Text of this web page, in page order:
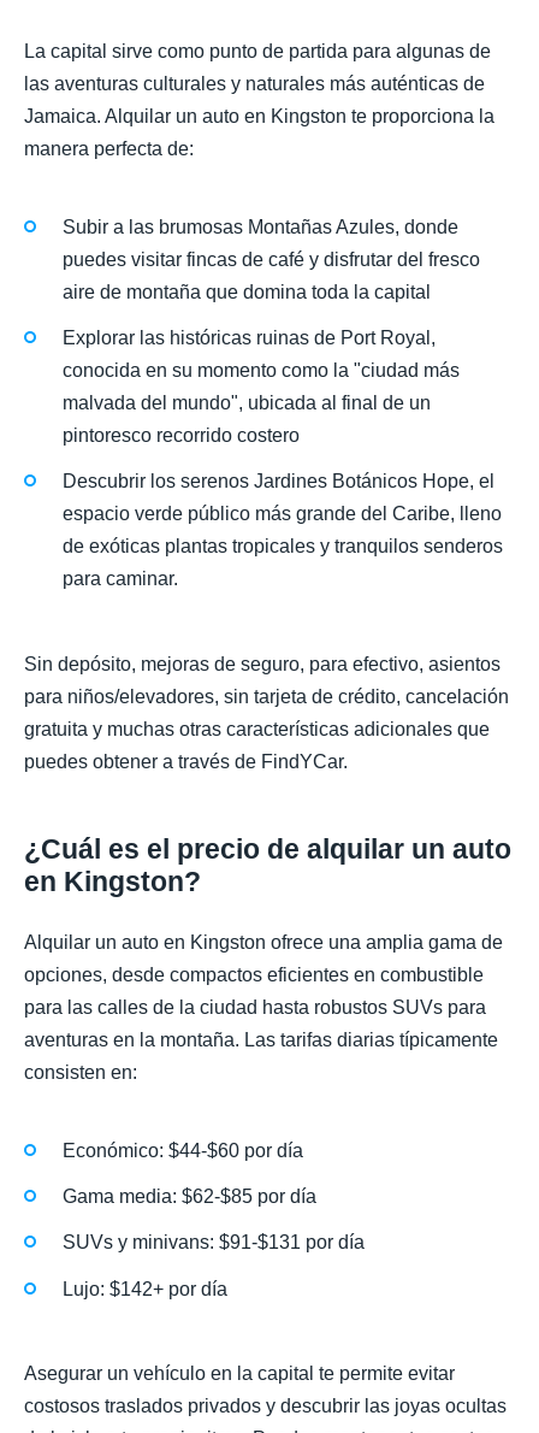
La capital sirve como punto de partida para algunas de
las aventuras culturales y naturales más auténticas de
Jamaica. Alquilar un auto en Kingston te proporciona la
manera perfecta de:
Subir a las brumosas Montañas Azules, donde
puedes visitar fincas de café y disfrutar del fresco
aire de montaña que domina toda la capital
Explorar las históricas ruinas de Port Royal,
conocida en su momento como la "ciudad más
malvada del mundo", ubicada al final de un
pintoresco recorrido costero
Descubrir los serenos Jardines Botánicos Hope, el
espacio verde público más grande del Caribe, lleno
de exóticas plantas tropicales y tranquilos senderos
para caminar.
Sin depósito, mejoras de seguro, para efectivo, asientos
para niños/elevadores, sin tarjeta de crédito, cancelación
gratuita y muchas otras características adicionales que
puedes obtener a través de FindYCar.
¿Cuál es el precio de alquilar un auto
en Kingston?
Alquilar un auto en Kingston ofrece una amplia gama de
opciones, desde compactos eficientes en combustible
para las calles de la ciudad hasta robustos SUVs para
aventuras en la montaña. Las tarifas diarias típicamente
consisten en:
Económico: $44-$60 por día
Gama media: $62-$85 por día
SUVs y minivans: $91-$131 por día
Lujo: $142+ por día
Asegurar un vehículo en la capital te permite evitar
costosos traslados privados y descubrir las joyas ocultas